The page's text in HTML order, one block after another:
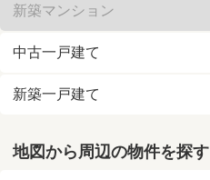
新築マンション
中古一戸建て
新築一戸建て
地図から周辺の物件を探す